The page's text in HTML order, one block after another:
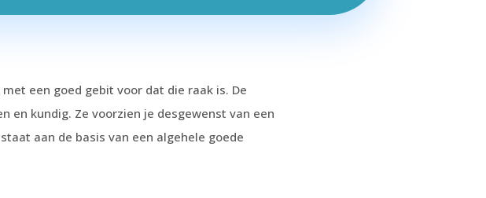
een goed gebit voor dat die raak is. De
en kundig. Ze voorzien je desgewenst van een
aan de basis van een algehele goede